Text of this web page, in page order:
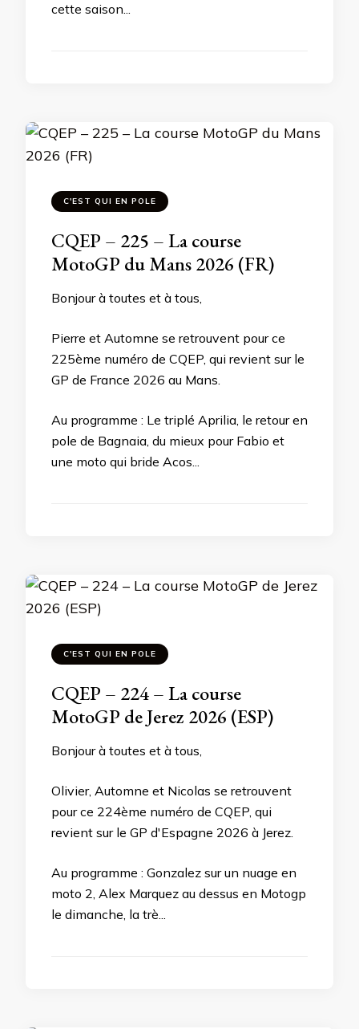
cette saison...
C'EST QUI EN POLE
CQEP – 225 – La course
MotoGP du Mans 2026 (FR)
Bonjour à toutes et à tous,
Pierre et Automne se retrouvent pour ce
225ème numéro de CQEP, qui revient sur le
GP de France 2026 au Mans.
Au programme : Le triplé Aprilia, le retour en
pole de Bagnaia, du mieux pour Fabio et
une moto qui bride Acos...
C'EST QUI EN POLE
CQEP – 224 – La course
MotoGP de Jerez 2026 (ESP)
Bonjour à toutes et à tous,
Olivier, Automne et Nicolas se retrouvent
pour ce 224ème numéro de CQEP, qui
revient sur le GP d'Espagne 2026 à Jerez.
Au programme : Gonzalez sur un nuage en
moto 2, Alex Marquez au dessus en Motogp
le dimanche, la trè...